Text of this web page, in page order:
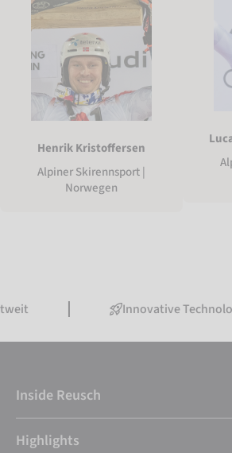
Henrik Kristoffersen
Alpiner Skirennsport |
Norwegen
Innovative Technologien für
Inside Reusch
Highlights